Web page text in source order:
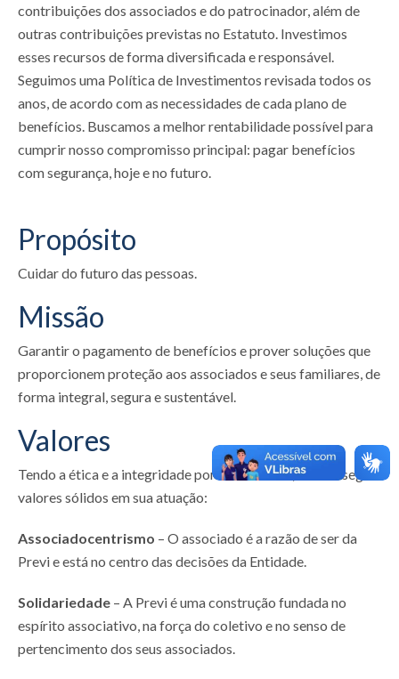
contribuições dos associados e do patrocinador, além de
outras contribuições previstas no Estatuto. Investimos
esses recursos de forma diversificada e responsável.
Seguimos uma Política de Investimentos revisada todos os
anos, de acordo com as necessidades de cada plano de
benefícios. Buscamos a melhor rentabilidade possível para
cumprir nosso compromisso principal: pagar benefícios
com segurança, hoje e no futuro.
Propósito
Cuidar do futuro das pessoas.
Missão
Garantir o pagamento de benefícios e prover soluções que
proporcionem proteção aos associados e seus familiares, de
forma integral, segura e sustentável.
Valores
Tendo a ética e a integridade por fundamento, a Previ segue
valores sólidos em sua atuação:
Associadocentrismo – O associado é a razão de ser da
Previ e está no centro das decisões da Entidade.
Solidariedade – A Previ é uma construção fundada no
espírito associativo, na força do coletivo e no senso de
pertencimento dos seus associados.